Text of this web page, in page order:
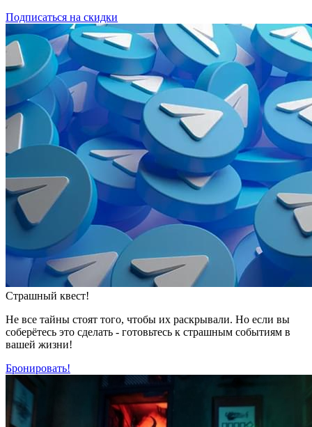
Подписаться на скидки
Страшный квест!
Не все тайны стоят того, чтобы их раскрывали. Но если вы
соберётесь это сделать - готовьтесь к страшным событиям в
вашей жизни!
Бронировать!